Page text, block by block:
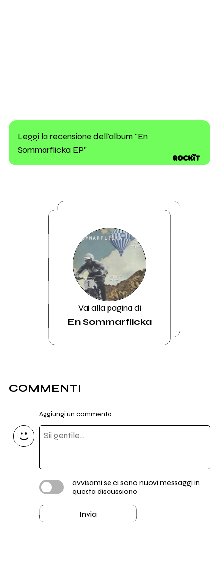
Leggi la recensione dell'album "En
Sommarflicka EP"
Vai alla pagina di
En Sommarflicka
COMMENTI
Aggiungi un commento
avvisami se ci sono nuovi messaggi in
questa discussione
Invia